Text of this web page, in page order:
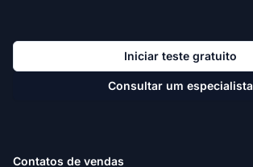
Iniciar teste gratuito
Consultar um especialista
Contatos de vendas